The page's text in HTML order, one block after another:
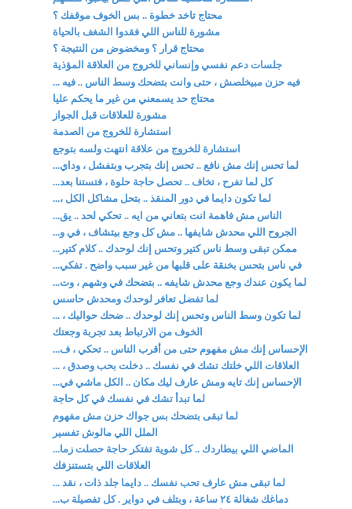
محتاج تاخد خطوة .. بس الخوف موقفك ؟
مشورة للناس اللي فقدوا الشغف بالحياة
محتاج قرار ؟ ومخضوض من النتيجة ؟
جلسات دعم نفسي وإنساني للخروج من العلاقة المؤذية
فيه حزن مبيخلصش ، حتى وانت بتضحك وسط الناس .. فيه ...
محتاج حد يسمعني من غير ما يحكم عليا
مشورة للعلاقات قبل الجواز
استشارة للخروج من الصدمة
استشارة للخروج من علاقة انتهت ولسه بتوجع
لما تحس إنك مش نافع .. تحس إنك بتجرب وبتفشل ، وداي...
كل لما تفرح ، تخاف .. تحصل حاجة حلوة ، فتستنا بعد...
لما تكون دايما في دور المنقذ .. بتحل مشاكل الكل ،...
الناس مش فاهمة انت بتعاني من ايه .. تحكي لحد .. يق...
الجروح اللي محدش شايفها .. مش كل وجع بيتشاف ، في و...
ممكن تبقى وسط ناس كتير وتحس إنك لوحدك .. كلام كتير...
في ناس بتحس بخنقة على قلبها من غير سبب واضح . تفكي...
لما يكون عندك وجع محدش شايفه .. بتضحك في وشهم ، وت...
لما تفضل تعافر لوحدك ومحدش حاسس
لما تكون وسط الناس وتحس إنك لوحدك .. ضحك حواليك ، ...
الخوف من الارتباط بعد تجربة وجعتك
الإحساس إنك مش مفهوم حتى من أقرب الناس .. تحكي ، ف...
العلاقات اللي خلتك تشك في نفسك .. دخلت بحب وصدق ، ...
الإحساس إنك تايه ومش عارف ليك مكان .. الكل ماشي في...
لما تبدأ تشك في نفسك في كل حاجة
لما تبقى بتضحك بس جواك حزن مش مفهوم
الملل اللي مالوش تفسير
الماضي اللي بيطاردك .. كل شوية تفتكر حاجة حصلت زما...
العلاقات اللي بتستنزفك
لما تبقى مش عارف تحب نفسك .. دايما جلد ذات ، نقد ...
دماغك شغالة ٢٤ ساعة ، وبتلف في دواير . كل تفصيلة ب...